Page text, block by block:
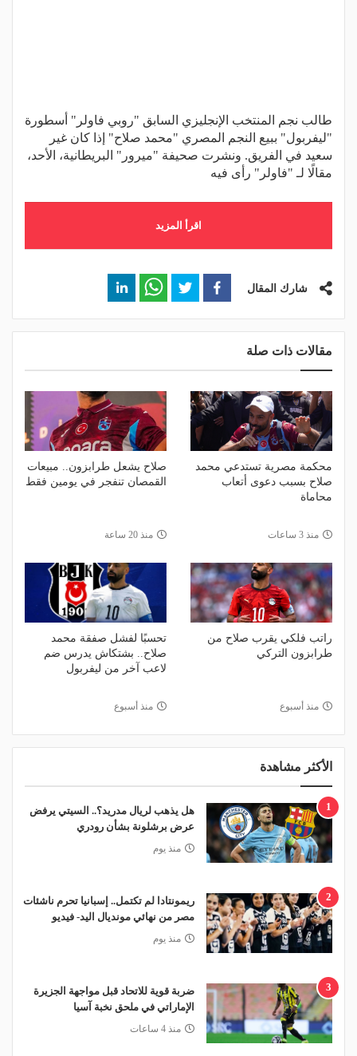
طالب نجم المنتخب الإنجليزي السابق "روبي فاولر" أسطورة
"ليفربول" ببيع النجم المصري "محمد صلاح" إذا كان غير
سعيد في الفريق. ونشرت صحيفة "ميرور" البريطانية، الأحد،
مقالًا لـ "فاولر" رأى فيه
اقرأ المزيد
شارك المقال
مقالات ذات صلة
محكمة مصرية تستدعي محمد
صلاح بسبب دعوى أتعاب
محاماة
منذ 3 ساعات
صلاح يشعل طرابزون.. مبيعات
القمصان تنفجر في يومين فقط
منذ 20 ساعة
راتب فلكي يقرب صلاح من
طرابزون التركي
منذ أسبوع
تحسبًا لفشل صفقة محمد
صلاح.. بشتكاش يدرس ضم
لاعب آخر من ليفربول
منذ أسبوع
الأكثر مشاهدة
1
هل يذهب لريال مدريد؟.. السيتي يرفض
عرض برشلونة بشأن رودري
منذ يوم
2
ريمونتادا لم تكتمل.. إسبانيا تحرم ناشئات
مصر من نهائي مونديال اليد- فيديو
منذ يوم
3
ضربة قوية للاتحاد قبل مواجهة الجزيرة
الإماراتي في ملحق نخبة آسيا
منذ 4 ساعات